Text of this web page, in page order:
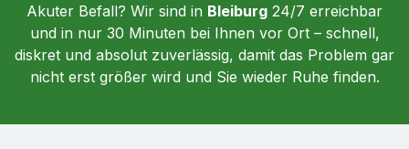
Akuter Befall? Wir sind in Bleiburg 24/7 erreichbar
und in nur 30 Minuten bei Ihnen vor Ort – schnell,
diskret und absolut zuverlässig, damit das Problem gar
nicht erst größer wird und Sie wieder Ruhe finden.